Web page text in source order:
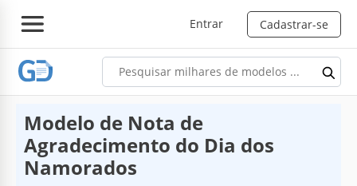
Entrar Cadastrar-se
Modelo de Nota de
Agradecimento do Dia dos
Namorados